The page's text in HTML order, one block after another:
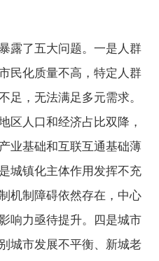
露了五大问题。一是人群
民化质量不高，特定人群
足，无法满足多元需求。
区人口和经济占比双降，
业基础和互联互通基础薄
城镇化主体作用发挥不充
机制障碍依然存在，中心
响力亟待提升。四是城市
城市发展不平衡、新城老